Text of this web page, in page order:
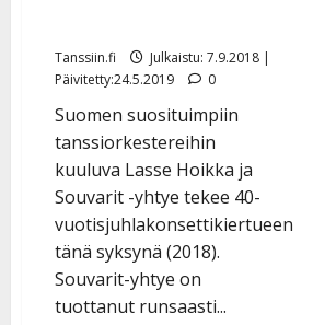
Tanssiin.fi
Julkaistu: 7.9.2018 |
Päivitetty:24.5.2019
0
Suomen suosituimpiin
tanssiorkestereihin
kuuluva Lasse Hoikka ja
Souvarit -yhtye tekee 40-
vuotisjuhlakonsettikiertueen
tänä syksynä (2018).
Souvarit-yhtye on
tuottanut runsaasti...